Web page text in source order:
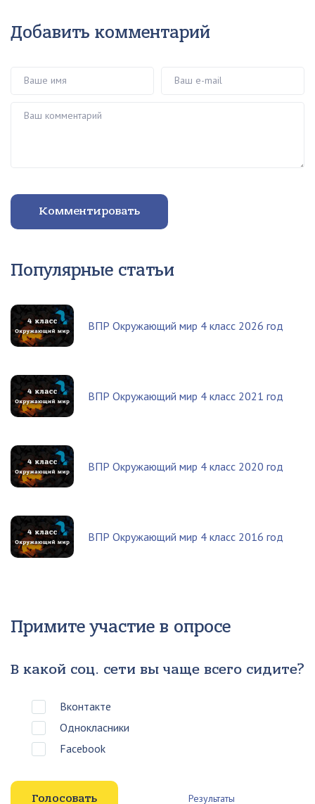
Добавить комментарий
Комментировать
Популярные статьи
ВПР Окружающий мир 4 класс 2026 год
ВПР Окружающий мир 4 класс 2021 год
ВПР Окружающий мир 4 класс 2020 год
ВПР Окружающий мир 4 класс 2016 год
Примите участие в опросе
В какой соц. сети вы чаще всего сидите?
Вконтакте
Однокласники
Facebook
Результаты